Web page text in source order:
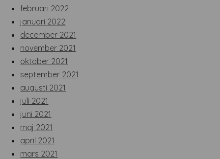
februari 2022
januari 2022
december 2021
november 2021
oktober 2021
september 2021
augusti 2021
juli 2021
juni 2021
maj 2021
april 2021
mars 2021